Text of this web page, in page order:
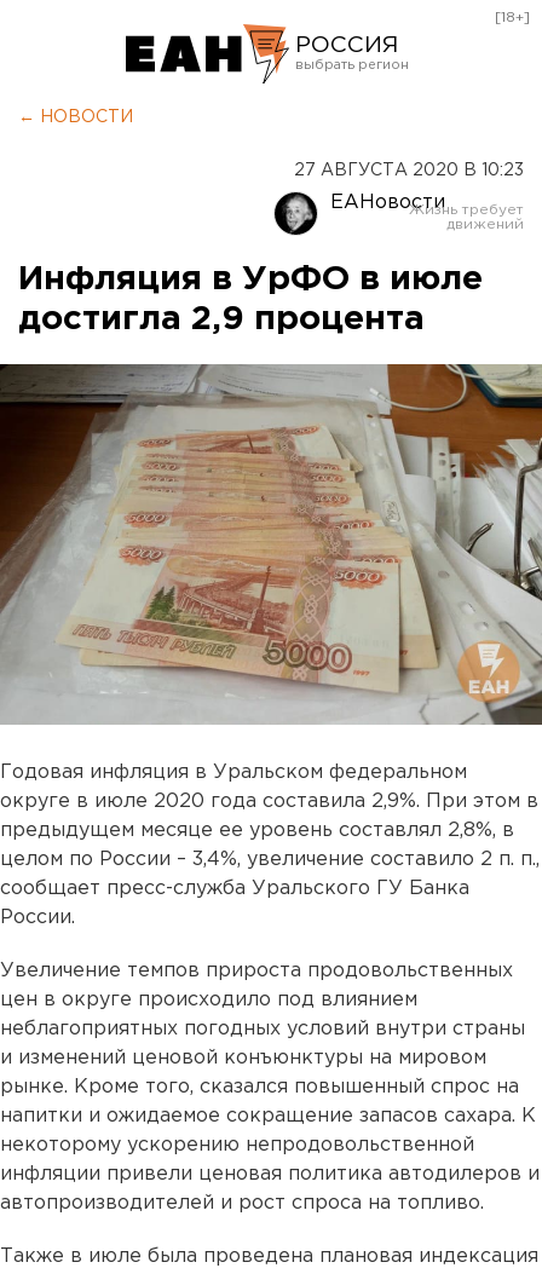
РОССИЯ
Оренбург
[18+]
← НОВОСТИ
27 АВГУСТА 2020 В 10:23
ЕАНовости
Инфляция в УрФО в июле
достигла 2,9 процента
Годовая инфляция в Уральском федеральном
округе в июле 2020 года составила 2,9%. При этом в
предыдущем месяце ее уровень составлял 2,8%, в
целом по России – 3,4%, увеличение составило 2 п. п.,
сообщает пресс-служба Уральского ГУ Банка
России.
Увеличение темпов прироста продовольственных
цен в округе происходило под влиянием
неблагоприятных погодных условий внутри страны
и изменений ценовой конъюнктуры на мировом
рынке. Кроме того, сказался повышенный спрос на
напитки и ожидаемое сокращение запасов сахара. К
некоторому ускорению непродовольственной
инфляции привели ценовая политика автодилеров и
автопроизводителей и рост спроса на топливо.
Также в июле была проведена плановая индексация